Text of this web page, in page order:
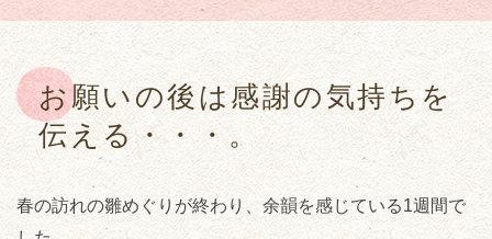
お願いの後は感謝の気持ちを
伝える・・・。
春の訪れの雛めぐりが終わり、余韻を感じている1週間で